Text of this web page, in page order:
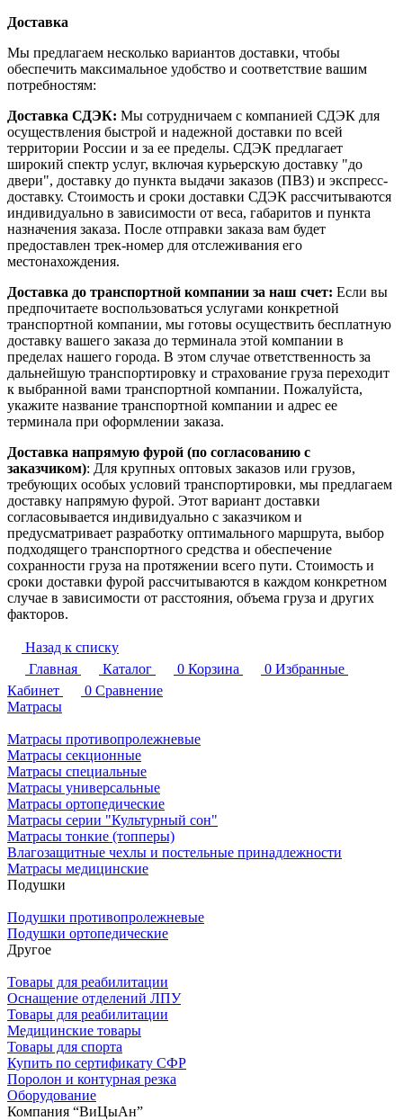
Доставка
Мы предлагаем несколько вариантов доставки, чтобы
обеспечить максимальное удобство и соответствие вашим
потребностям:
Доставка СДЭК: Мы сотрудничаем с компанией СДЭК для
осуществления быстрой и надежной доставки по всей
территории России и за ее пределы. СДЭК предлагает
широкий спектр услуг, включая курьерскую доставку "до
двери", доставку до пункта выдачи заказов (ПВЗ) и экспресс-
доставку. Стоимость и сроки доставки СДЭК рассчитываются
индивидуально в зависимости от веса, габаритов и пункта
назначения заказа. После отправки заказа вам будет
предоставлен трек-номер для отслеживания его
местонахождения.
Доставка до транспортной компании за наш счет: Если вы
предпочитаете воспользоваться услугами конкретной
транспортной компании, мы готовы осуществить бесплатную
доставку вашего заказа до терминала этой компании в
пределах нашего города. В этом случае ответственность за
дальнейшую транспортировку и страхование груза переходит
к выбранной вами транспортной компании. Пожалуйста,
укажите название транспортной компании и адрес ее
терминала при оформлении заказа.
Доставка напрямую фурой (по согласованию с
заказчиком): Для крупных оптовых заказов или грузов,
требующих особых условий транспортировки, мы предлагаем
доставку напрямую фурой. Этот вариант доставки
согласовывается индивидуально с заказчиком и
предусматривает разработку оптимального маршрута, выбор
подходящего транспортного средства и обеспечение
сохранности груза на протяжении всего пути. Стоимость и
сроки доставки фурой рассчитываются в каждом конкретном
случае в зависимости от расстояния, объема груза и других
факторов.
Назад к списку
Главная
Каталог 0 Корзина 0 Избранные
Кабинет
0 Сравнение
Матрасы
Матрасы противопролежневые
Матрасы секционные
Матрасы специальные
Матрасы универсальные
Матрасы ортопедические
Матрасы серии "Культурный сон"
Матрасы тонкие (топперы)
Влагозащитные чехлы и постельные принадлежности
Матрасы медицинские
Подушки
Подушки противопролежневые
Подушки ортопедические
Другое
Товары для реабилитации
Оснащение отделений ЛПУ
Товары для реабилитации
Медицинские товары
Товары для спорта
Купить по сертификату СФР
Поролон и контурная резка
Оборудование
Компания “ВиЦыАн”